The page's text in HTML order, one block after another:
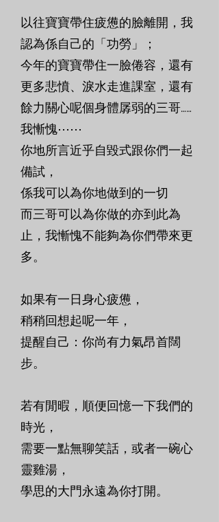
以往寶寶帶住疲憊的臉離開，我
認為係自己的「功勞」；
今年的寶寶帶住一臉倦容，還有
更多悲憤、淚水走進課室，還有
餘力關心呢個身體孱弱的三哥……
我慚愧⋯⋯
你地所言近乎自毀式跟你們一起
備試，
係我可以為你地做到的一切
而三哥可以為你做的亦到此為
止，我慚愧不能夠為你們帶來更
多。
如果有一日身心疲憊，
稍稍回想起呢一年，
提醒自己：你尚有力氣昂首闊
步。
若有閒暇，順便回憶一下我們的
時光，
需要一點無聊笑話，或者一碗心
靈雞湯，
學思的大門永遠為你打開。